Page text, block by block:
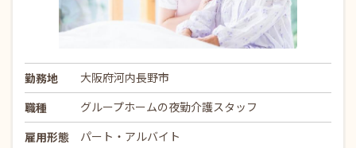
勤務地
大阪府河内長野市
職種
グループホームの夜勤介護スタッフ
雇用形態
パート・アルバイト